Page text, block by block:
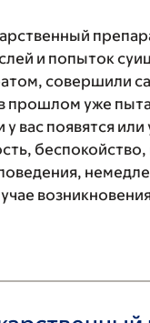
и попыток
совершили
уже
вас появятся или